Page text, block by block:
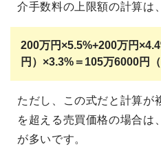
介手数料の上限額の計算は
200万円×5.5%+200万円
円）×3.3%＝105万6000円（
ただし、この式だと計算が
を超える売買価格の場合は
が多いです。